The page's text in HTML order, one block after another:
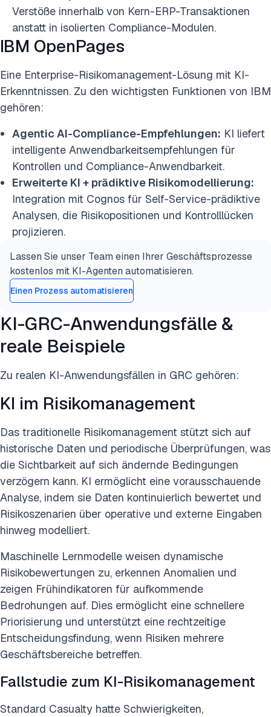
Verstöße innerhalb von Kern-ERP-Transaktionen
anstatt in isolierten Compliance-Modulen.
IBM OpenPages
Eine Enterprise-Risikomanagement-Lösung mit KI-
Erkenntnissen. Zu den wichtigsten Funktionen von IBM
gehören:
Agentic AI-Compliance-Empfehlungen: KI liefert
intelligente Anwendbarkeitsempfehlungen für
Kontrollen und Compliance-Anwendbarkeit.
Erweiterte KI + prädiktive Risikomodellierung:
Integration mit Cognos für Self-Service-prädiktive
Analysen, die Risikopositionen und Kontrolllücken
projizieren.
Lassen Sie unser Team einen Ihrer Geschäftsprozesse
kostenlos mit KI-Agenten automatisieren.
Einen Prozess automatisieren
KI-GRC-Anwendungsfälle &
reale Beispiele
Zu realen KI-Anwendungsfällen in GRC gehören:
KI im Risikomanagement
Das traditionelle Risikomanagement stützt sich auf
historische Daten und periodische Überprüfungen, was
die Sichtbarkeit auf sich ändernde Bedingungen
verzögern kann. KI ermöglicht eine vorausschauende
Analyse, indem sie Daten kontinuierlich bewertet und
Risikoszenarien über operative und externe Eingaben
hinweg modelliert.
Maschinelle Lernmodelle weisen dynamische
Risikobewertungen zu, erkennen Anomalien und
zeigen Frühindikatoren für aufkommende
Bedrohungen auf. Dies ermöglicht eine schnellere
Priorisierung und unterstützt eine rechtzeitige
Entscheidungsfindung, wenn Risiken mehrere
Geschäftsbereiche betreffen.
Fallstudie zum KI-Risikomanagement
Standard Casualty hatte Schwierigkeiten,